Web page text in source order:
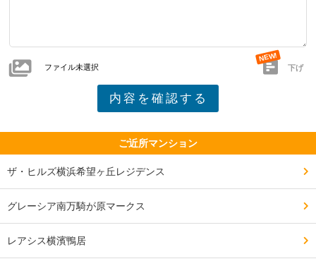
━━━━━━━━━━━━━━━━━━━
交通・アクセスで良い点、気になる点
━━━━━━━━━━━━━━━━━━━
バスの本数も多く、不便はない。
羽田空港行きの空港バスも近くの駅から出ていてとても
便利。
ファイル未選択 下げ
ご近所マンション
ザ・ヒルズ横浜希望ヶ丘レジデンス
グレーシア南万騎が原マークス
レアシス横濱鴨居